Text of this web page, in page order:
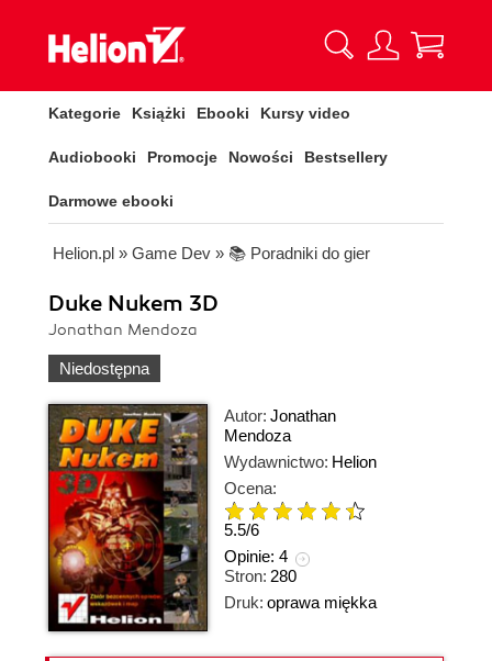
Kategorie Książki Ebooki Kursy video
Audiobooki Promocje Nowości Bestsellery
Darmowe ebooki
Helion.pl » Game Dev » 📚 Poradniki do gier
Duke Nukem 3D
Jonathan Mendoza
Niedostępna
Autor: Jonathan
Mendoza
Wydawnictwo: Helion
Ocena:
5.5/6
Opinie: 4
Stron: 280
Druk: oprawa miękka